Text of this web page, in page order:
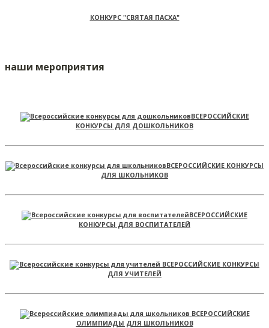
КОНКУРС "СВЯТАЯ ПАСХА"
наши мероприятия
ВСЕРОССИЙСКИЕ
КОНКУРСЫ ДЛЯ ДОШКОЛЬНИКОВ
ВСЕРОССИЙСКИЕ КОНКУРСЫ
ДЛЯ ШКОЛЬНИКОВ
ВСЕРОССИЙСКИЕ
КОНКУРСЫ ДЛЯ ВОСПИТАТЕЛЕЙ
ВСЕРОССИЙСКИЕ КОНКУРСЫ
ДЛЯ УЧИТЕЛЕЙ
ВСЕРОССИЙСКИЕ
ОЛИМПИАДЫ ДЛЯ ШКОЛЬНИКОВ